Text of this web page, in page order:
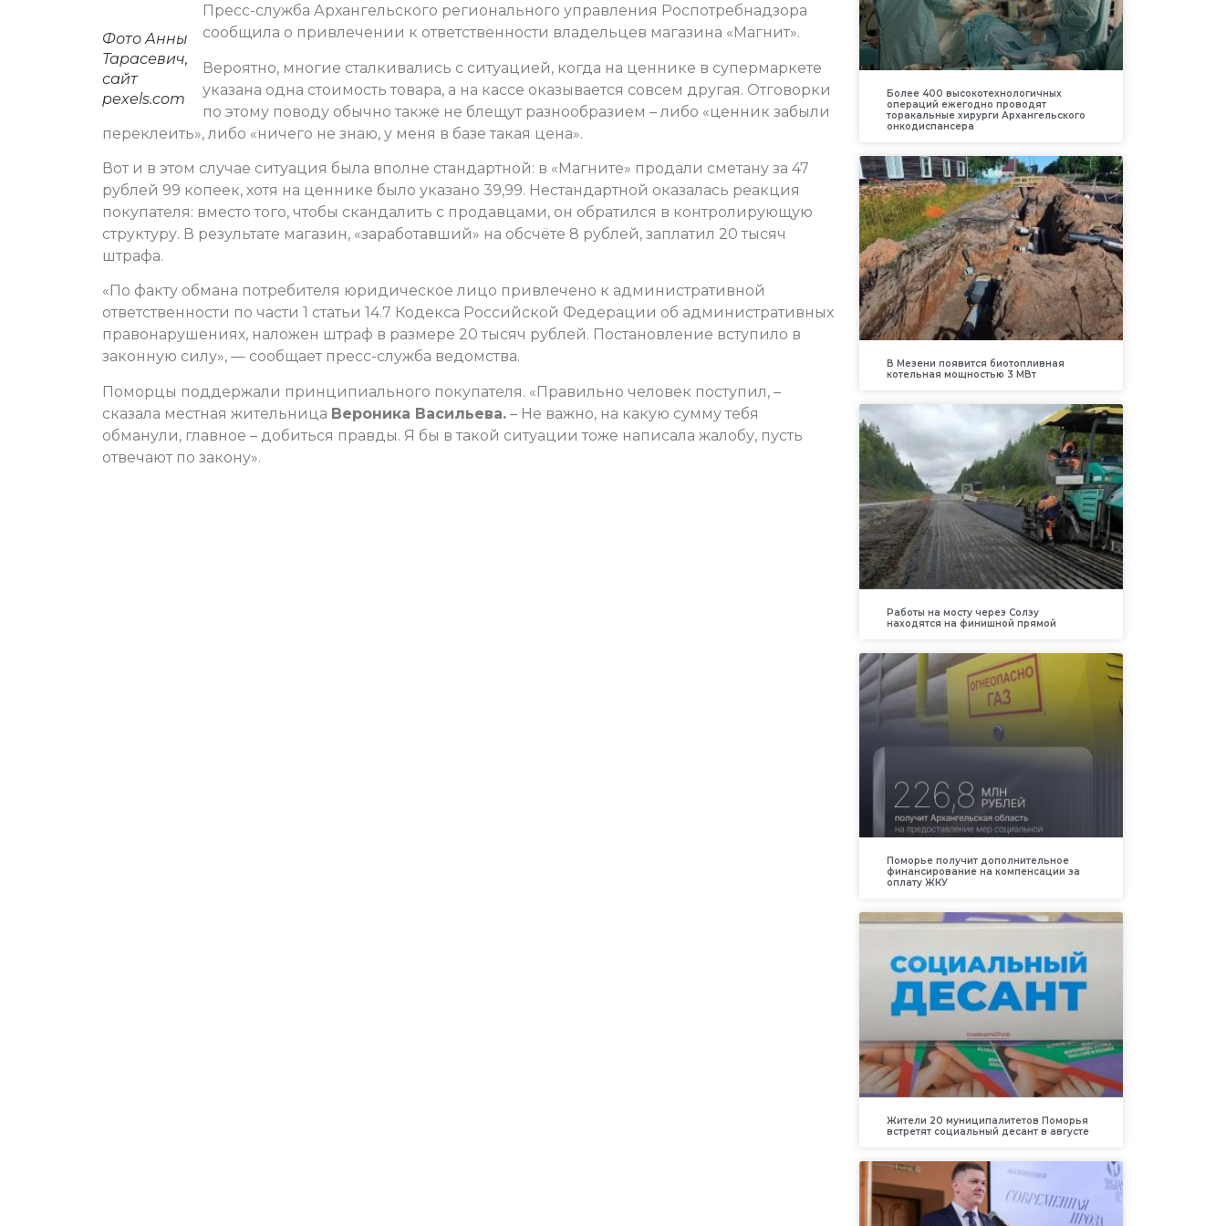
Фото Анны
Тарасевич,
сайт
pexels.com
Пресс-служба Архангельского регионального управления Роспотребнадзора
сообщила о привлечении к ответственности владельцев магазина «Магнит».
Вероятно, многие сталкивались с ситуацией, когда на ценнике в супермаркете
указана одна стоимость товара, а на кассе оказывается совсем другая. Отговорки
по этому поводу обычно также не блещут разнообразием – либо «ценник забыли
переклеить», либо «ничего не знаю, у меня в базе такая цена».
Вот и в этом случае ситуация была вполне стандартной: в «Магните» продали сметану за 47
рублей 99 копеек, хотя на ценнике было указано 39,99. Нестандартной оказалась реакция
покупателя: вместо того, чтобы скандалить с продавцами, он обратился в контролирующую
структуру. В результате магазин, «заработавший» на обсчёте 8 рублей, заплатил 20 тысяч
штрафа.
«По факту обмана потребителя юридическое лицо привлечено к административной
ответственности по части 1 статьи 14.7 Кодекса Российской Федерации об административных
правонарушениях, наложен штраф в размере 20 тысяч рублей. Постановление вступило в
законную силу», — сообщает пресс-служба ведомства.
Поморцы поддержали принципиального покупателя. «Правильно человек поступил, –
сказала местная жительница Вероника Васильева. – Не важно, на какую сумму тебя
обманули, главное – добиться правды. Я бы в такой ситуации тоже написала жалобу, пусть
отвечают по закону».
Более 400 высокотехнологичных
операций ежегодно проводят
торакальные хирурги Архангельского
онкодиспансера
В Мезени появится биотопливная
котельная мощностью 3 МВт
Работы на мосту через Солзу
находятся на финишной прямой
Поморье получит дополнительное
финансирование на компенсации за
оплату ЖКУ
Жители 20 муниципалитетов Поморья
встретят социальный десант в августе